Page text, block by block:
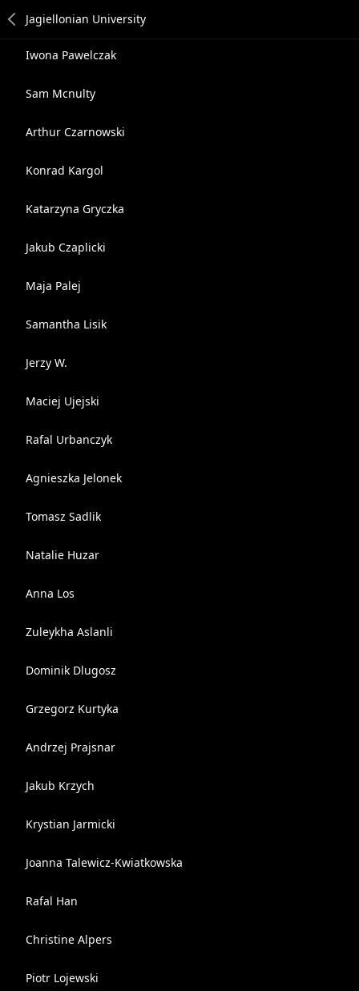
Iwona Pawelczak
Sam Mcnulty
Arthur Czarnowski
Konrad Kargol
Katarzyna Gryczka
Jakub Czaplicki
Maja Palej
Samantha Lisik
Jerzy W.
Maciej Ujejski
Rafal Urbanczyk
Agnieszka Jelonek
Tomasz Sadlik
Natalie Huzar
Anna Los
Zuleykha Aslanli
Dominik Dlugosz
Grzegorz Kurtyka
Andrzej Prajsnar
Jakub Krzych
Krystian Jarmicki
Joanna Talewicz-Kwiatkowska
Rafal Han
Christine Alpers
Piotr Lojewski